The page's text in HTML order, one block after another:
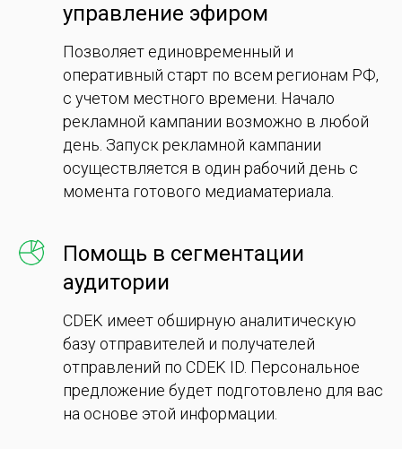
управление эфиром
Позволяет единовременный и
оперативный старт по всем регионам РФ,
с учетом местного времени. Начало
рекламной кампании возможно в любой
день. Запуск рекламной кампании
осуществляется в один рабочий день с
момента готового медиаматериала.
Помощь в сегментации
аудитории
CDEK имеет обширную аналитическую
базу отправителей и получателей
отправлений по CDEK ID. Персональное
предложение будет подготовлено для вас
на основе этой информации.